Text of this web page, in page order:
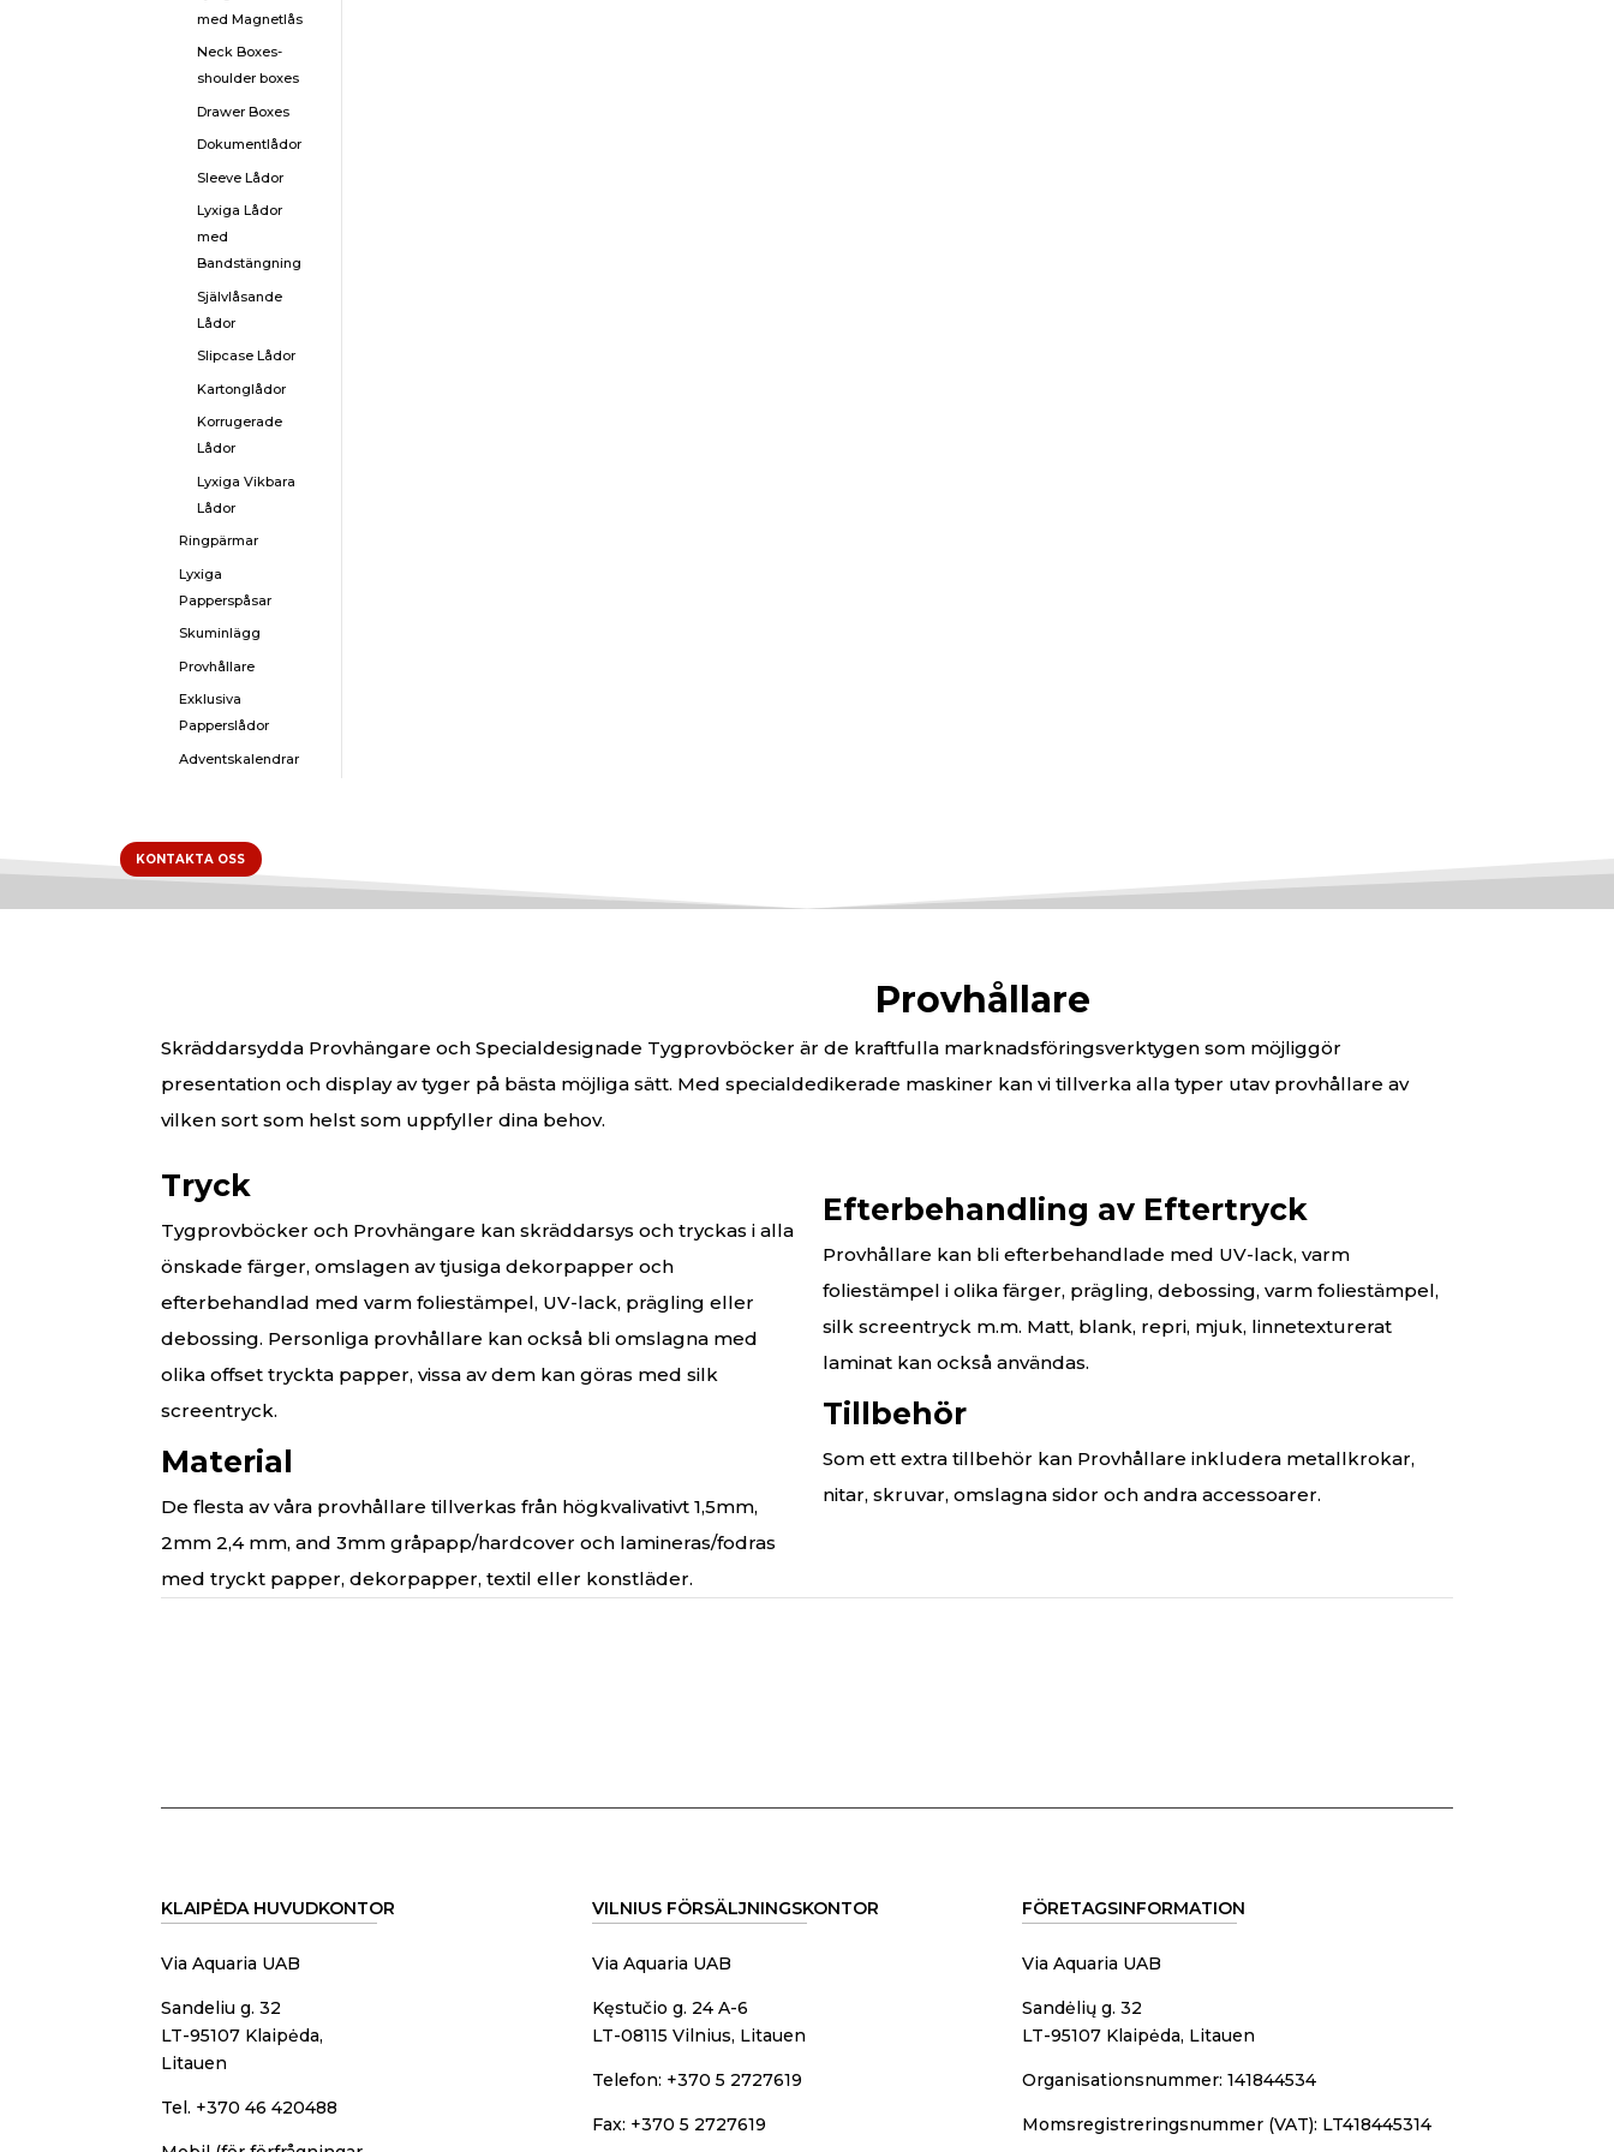
med Magnetlås
Neck Boxes-
shoulder boxes
Drawer Boxes
Dokumentlådor
Sleeve Lådor
Lyxiga Lådor
med
Bandstängning
Självlåsande
Lådor
Slipcase Lådor
Kartonglådor
Korrugerade
Lådor
Lyxiga Vikbara
Lådor
Ringpärmar
Lyxiga
Papperspåsar
Skuminlägg
Provhållare
Exklusiva
Papperslådor
Adventskalendrar
KONTAKTA OSS
Provhållare
Skräddarsydda Provhängare och Specialdesignade Tygprovböcker är de kraftfulla marknadsföringsverktygen som möjliggör
presentation och display av tyger på bästa möjliga sätt. Med specialdedikerade maskiner kan vi tillverka alla typer utav provhållare av
vilken sort som helst som uppfyller dina behov.
Tryck
Tygprovböcker och Provhängare kan skräddarsys och tryckas i alla
önskade färger, omslagen av tjusiga dekorpapper och
efterbehandlad med varm foliestämpel, UV-lack, prägling eller
debossing. Personliga provhållare kan också bli omslagna med
olika offset tryckta papper, vissa av dem kan göras med silk
screentryck.
Material
De flesta av våra provhållare tillverkas från högkvalivativt 1,5mm,
2mm 2,4 mm, and 3mm gråpapp/hardcover och lamineras/fodras
med tryckt papper, dekorpapper, textil eller konstläder.
Efterbehandling av Eftertryck
Provhållare kan bli efterbehandlade med UV-lack, varm
foliestämpel i olika färger, prägling, debossing, varm foliestämpel,
silk screentryck m.m. Matt, blank, repri, mjuk, linnetexturerat
laminat kan också användas.
Tillbehör
Som ett extra tillbehör kan Provhållare inkludera metallkrokar,
nitar, skruvar, omslagna sidor och andra accessoarer.
KLAIPĖDA HUVUDKONTOR
Via Aquaria UAB
Sandeliu g. 32
LT-95107 Klaipėda,
Litauen
Tel. +370 46 420488
VILNIUS FÖRSÄLJNINGSKONTOR
Via Aquaria UAB
Kęstučio g. 24 A-6
LT-08115 Vilnius, Litauen
Telefon: +370 5 2727619
Fax: +370 5 2727619
FÖRETAGSINFORMATION
Via Aquaria UAB
Sandėlių g. 32
LT-95107 Klaipėda, Litauen
Organisationsnummer: 141844534
Momsregistreringsnummer (VAT): LT418445314